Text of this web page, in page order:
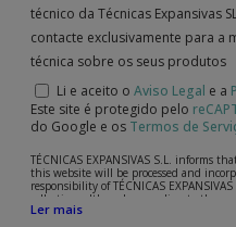
técnico da Técnicas Expansivas
contacte exclusivamente para a
técnica sobre os seus produtos
Li e aceito o Aviso Legal e a
Este site é protegido pelo
do Google e os Termos de
TÉCNICAS EXPANSIVAS S.L. informs
this website will be processed and
responsibility of TÉCNICAS
collection, although, according to the
following: attention to your referred
Ler mais